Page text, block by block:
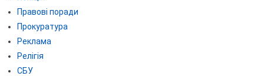
Правові поради
Прокуратура
Реклама
Релігія
СБУ